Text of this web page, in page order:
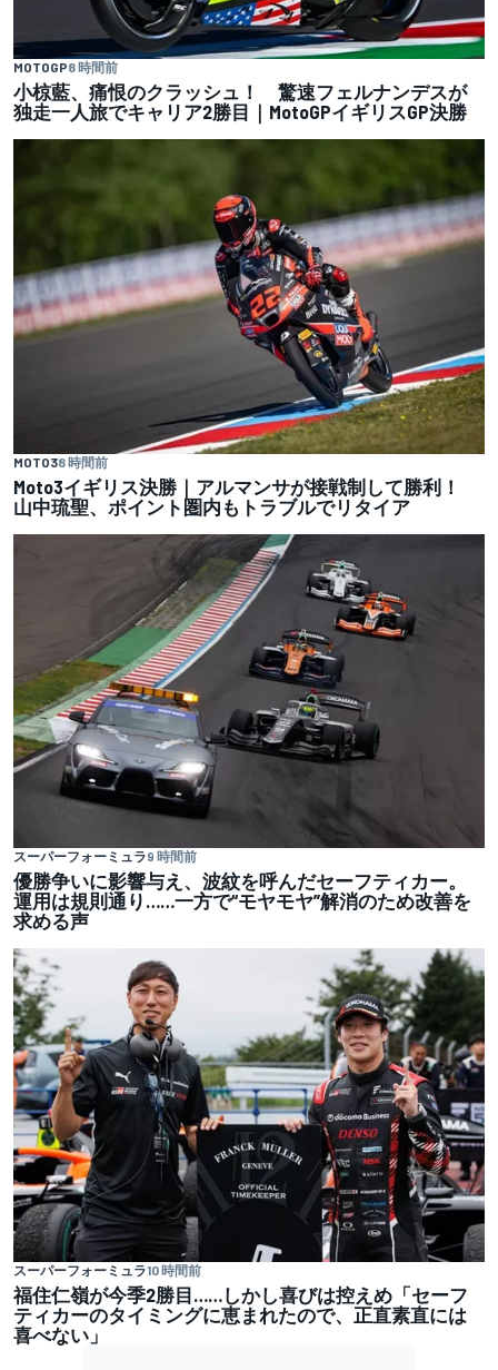
MOTOGP8 時間前
小椋藍、痛恨のクラッシュ！ 驚速フェルナンデスが
独走一人旅でキャリア2勝目｜MotoGPイギリスGP決勝
MOTO38 時間前
Moto3イギリス決勝｜アルマンサが接戦制して勝利！
山中琉聖、ポイント圏内もトラブルでリタイア
スーパーフォーミュラ9 時間前
優勝争いに影響与え、波紋を呼んだセーフティカー。
運用は規則通り……一方で“モヤモヤ”解消のため改善を
求める声
スーパーフォーミュラ10 時間前
福住仁嶺が今季2勝目……しかし喜びは控えめ「セーフ
ティカーのタイミングに恵まれたので、正直素直には
喜べない」